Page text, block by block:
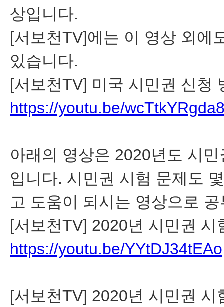
상입니다.
[서보천TV]에는 이 영상 외에
있습니다.
[서보천TV] 미국 시민권 신청
https://youtu.be/
아래의 영상은 2020년도 시
입니다. 시민권 시험 문제도
고 도움이 되시는 영상으로
[서보천TV] 2020년 시민권 시
https://youtu.be/YYtDJ34tEAo
[서보천TV] 2020년 시민권